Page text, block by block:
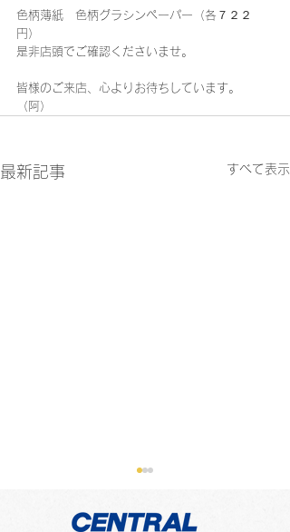
色柄薄紙　色柄グラシンペーパー（各７２２
円）
是非店頭でご確認くださいませ。
皆様のご来店、心よりお待ちしています。
（阿）
最新記事 すべて表示